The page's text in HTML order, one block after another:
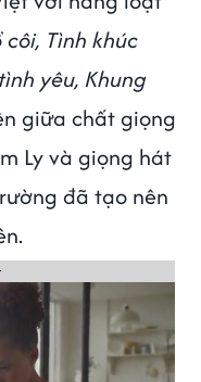
Tình khúc
yêu, Khung
giữa chất giọng
Ly và giọng hát
đã tạo nên